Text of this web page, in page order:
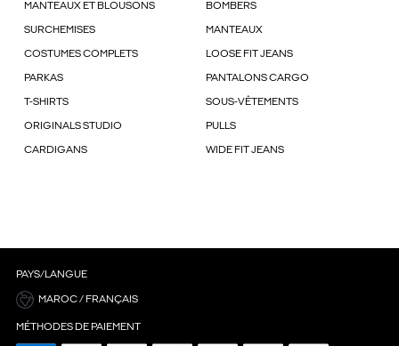
MANTEAUX ET BLOUSONS BOMBERS
SURCHEMISES MANTEAUX
COSTUMES COMPLETS LOOSE FIT JEANS
PARKAS PANTALONS CARGO
T-SHIRTS SOUS-VÊTEMENTS
ORIGINALS STUDIO PULLS
CARDIGANS WIDE FIT JEANS
PAYS/LANGUE
MAROC / FRANÇAIS
MÉTHODES DE PAIEMENT